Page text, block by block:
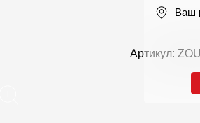
Качество фасадов
Артикул:
Ваш